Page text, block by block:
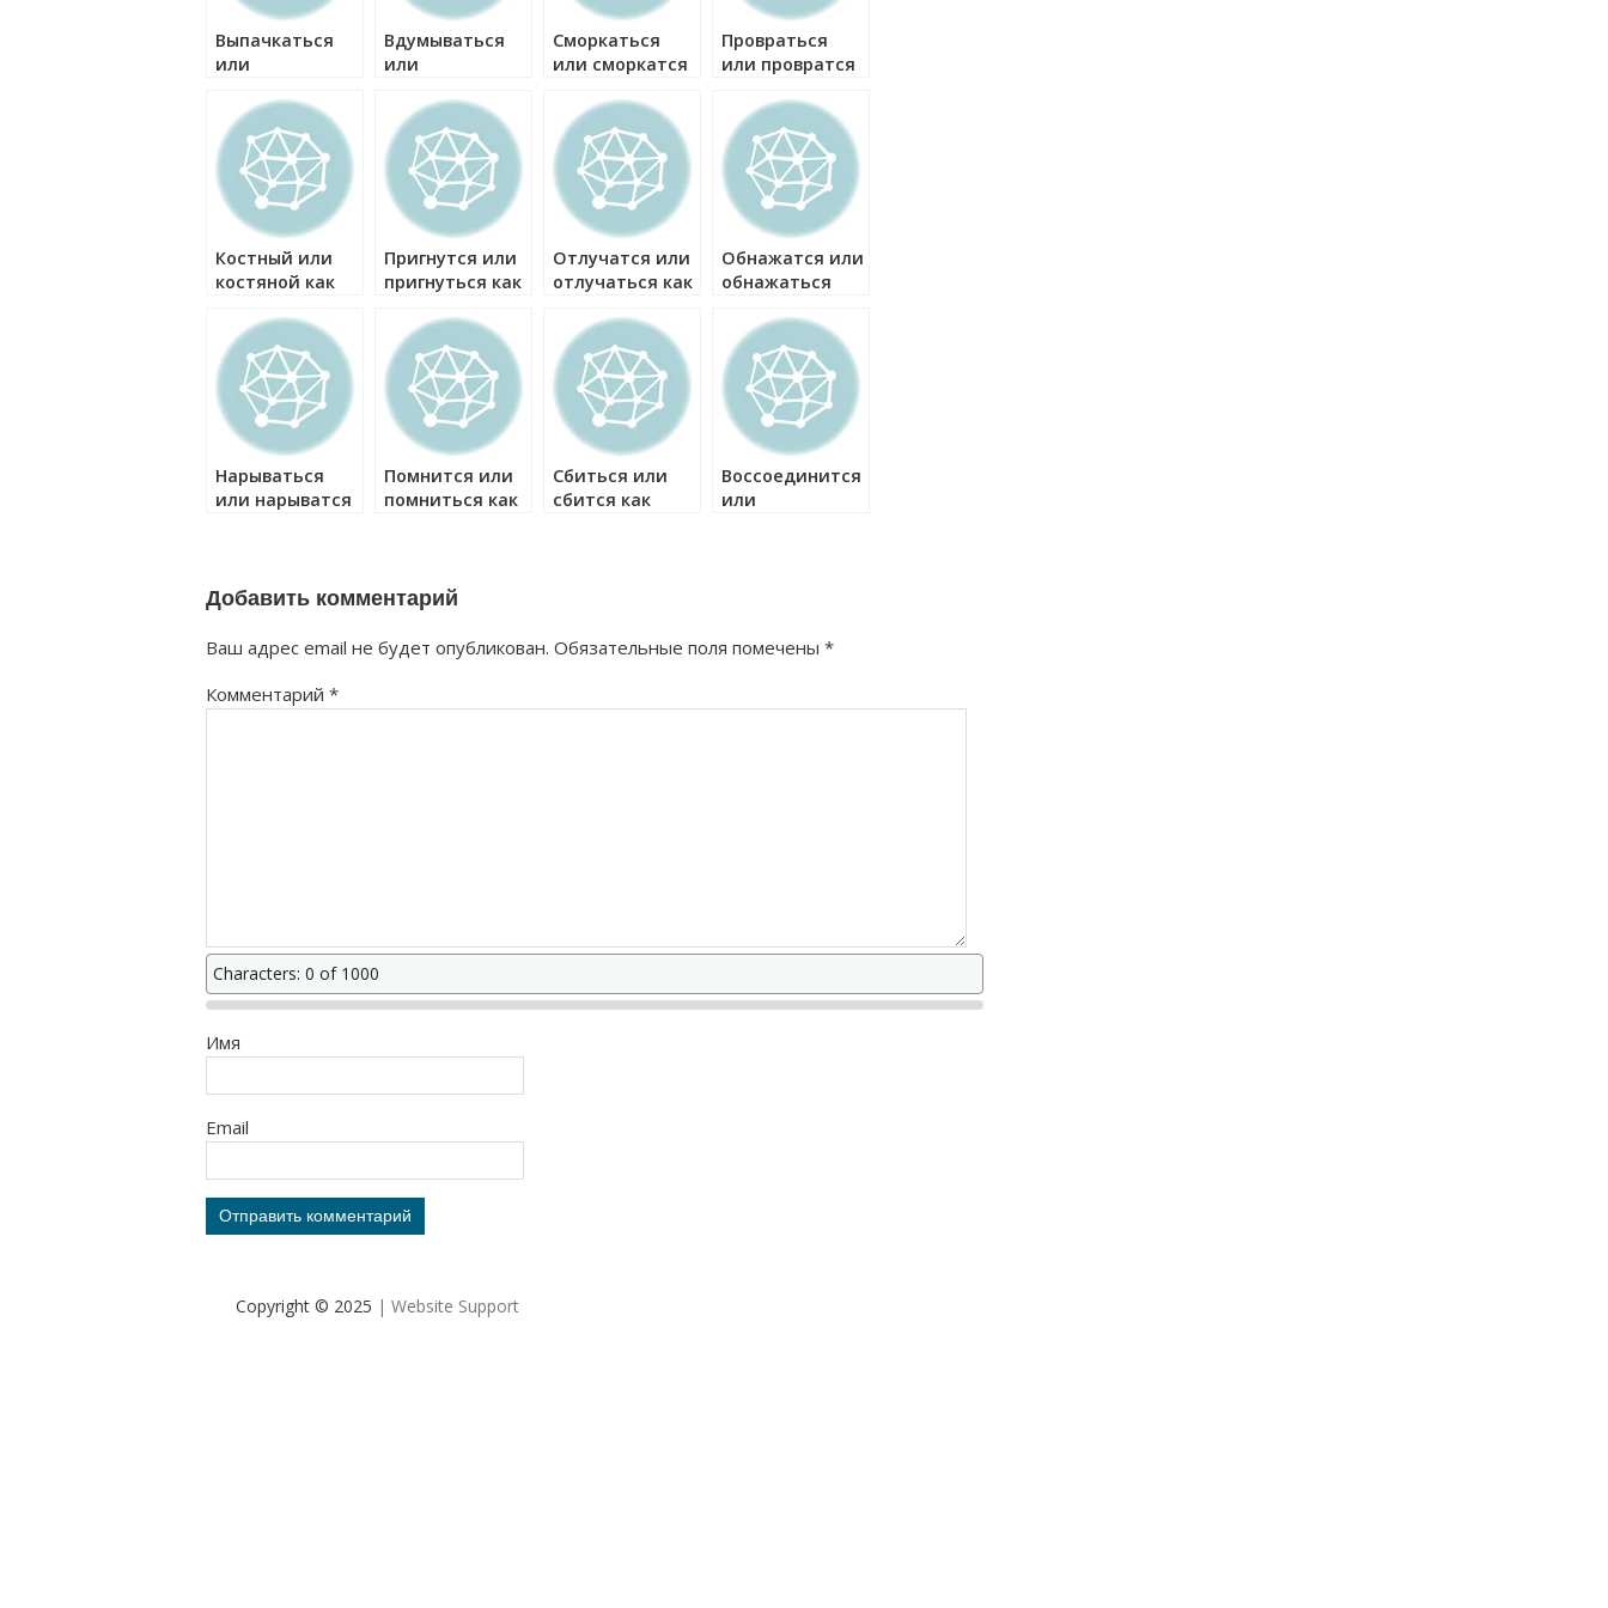
Выпачкаться
или
правильно?
Вдумываться
или
правильно?
Сморкаться
или сморкатся
Провраться
или провратся
Костный или
костяной как
Пригнутся или
пригнуться как
Отлучатся или
отлучаться как
Обнажатся или
обнажаться
Нарываться
или нарыватся
Помнится или
помниться как
Сбиться или
сбится как
Воссоединится
или
Добавить комментарий
Ваш адрес email не будет опубликован. Обязательные поля помечены *
Комментарий *
Characters: 0 of 1000
Имя
Email
Copyright © 2025 | Website Support